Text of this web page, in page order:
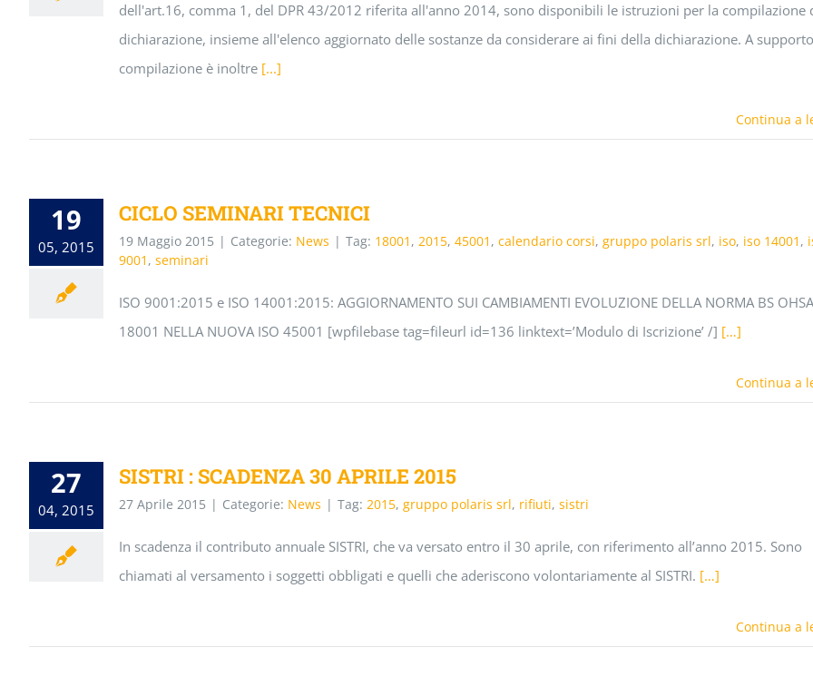
dell'art.16, comma 1, del DPR 43/2012 riferita all'anno 2014, sono disponibili le istruzioni per la compilazione
dichiarazione, insieme all'elenco aggiornato delle sostanze da considerare ai fini della dichiarazione. A
compilazione è inoltre [...]
Continua a
19
05, 2015
CICLO SEMINARI TECNICI
19 Maggio 2015 | Categorie: News | Tag: 18001 , 2015, 45001 , calendario corsi, gruppo polaris srl, iso, iso 14001 ,
9001 , seminari
ISO 9001:2015 e ISO 14001:2015: AGGIORNAMENTO SUI CAMBIAMENTI EVOLUZIONE DELLA NORMA BS
18001 NELLA NUOVA ISO 45001 [wpfilebase tag=fileurl id=136 linktext=’Modulo di Iscrizione’ /] […]
Continua a
27
04, 2015
SISTRI : SCADENZA 30 APRILE 2015
27 Aprile 2015 | Categorie: News | Tag: 2015, gruppo polaris srl, rifiuti, sistri
In scadenza il contributo annuale SISTRI, che va versato entro il 30 aprile, con riferimento all’anno 2015. Sono
chiamati al versamento i soggetti obbligati e quelli che aderiscono volontariamente al SISTRI. […]
Continua a